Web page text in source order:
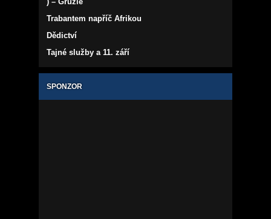
Trabantem napříč Afrikou
Dědictví
Tajné služby a 11. září
SPONZOR